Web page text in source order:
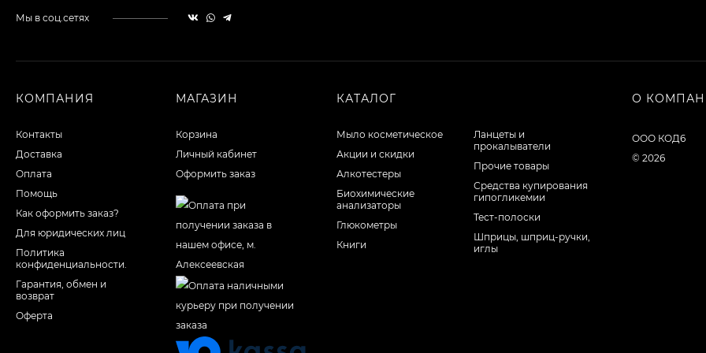
Мы в соц.сетях
КОМПАНИЯ
Контакты
Доставка
Оплата
Помощь
Как оформить заказ?
Для юридических лиц
Политика
конфиденциальности.
Гарантия, обмен и
возврат
Оферта
МАГАЗИН
Корзина
Личный кабинет
Оформить заказ
КАТАЛОГ
Мыло косметическое
Акции и скидки
Алкотестеры
Биохимические
анализаторы
Глюкометры
Книги
Ланцеты и
прокалыватели
Прочие товары
Средства купирования
гипогликемии
Тест-полоски
Шприцы, шприц-ручки,
иглы
О
ООО КОД6
© 2026